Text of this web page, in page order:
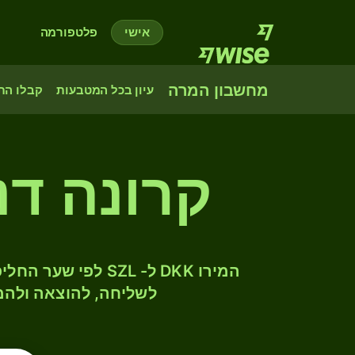
אישי פלטפורמה
מחשבון המרה עיון בכל המטבעות קבלו
קרונה
לשליחה, להוצאה